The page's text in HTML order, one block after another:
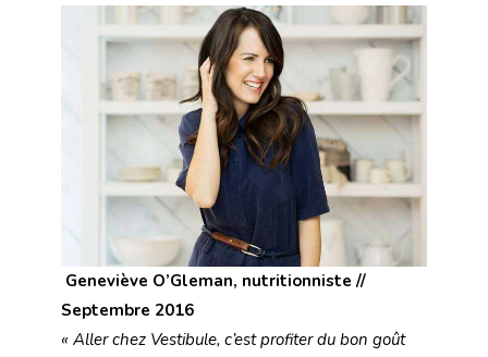
Geneviève O’Gleman, nutritionniste //
Septembre 2016
« Aller chez Vestibule, c’est profiter du bon goût